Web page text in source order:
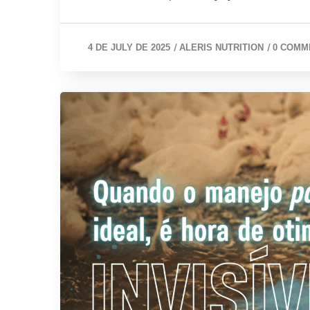
4 DE JULY DE 2025 / ALERIS NUTRITION / 0